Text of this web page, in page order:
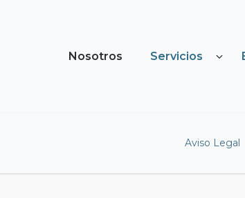
Nosotros Servicios
Aviso Legal